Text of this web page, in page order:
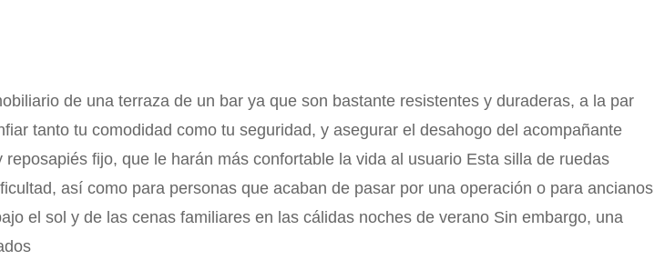
de una terraza de un bar ya que son bastante resistentes y duraderas, a la par
tanto tu comodidad como tu seguridad, y asegurar el desahogo del acompañante
fijo, que le harán más confortable la vida al usuario Esta silla de ruedas
así como para personas que acaban de pasar por una operación o para ancianos
el sol y de las cenas familiares en las cálidas noches de verano Sin embargo, una